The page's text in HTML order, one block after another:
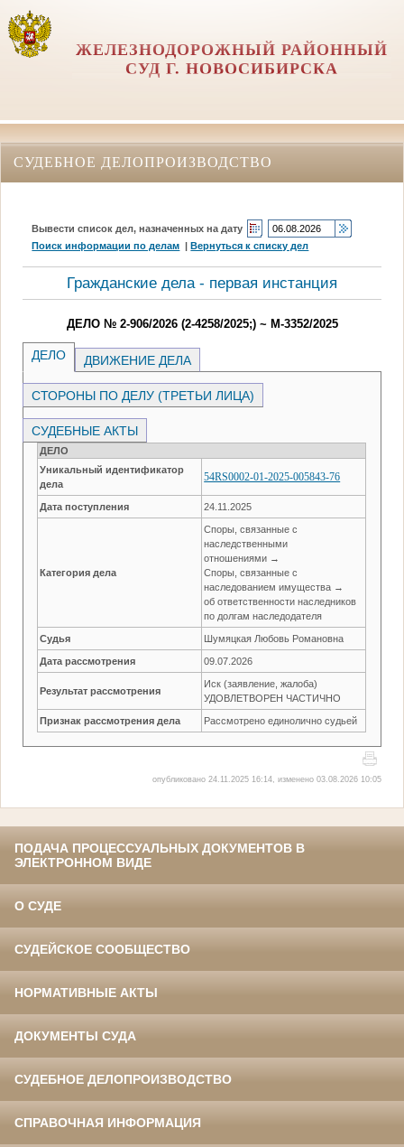
ЖЕЛЕЗНОДОРОЖНЫЙ РАЙОННЫЙ
СУД Г. НОВОСИБИРСКА
СУДЕБНОЕ ДЕЛОПРОИЗВОДСТВО
Вывести список дел, назначенных на дату
Поиск информации по делам |Вернуться к списку дел
Гражданские дела - первая инстанция
ДЕЛО № 2-906/2026 (2-4258/2025;) ~ М-3352/2025
ДЕЛО ДВИЖЕНИЕ ДЕЛА
СТОРОНЫ ПО ДЕЛУ (ТРЕТЬИ ЛИЦА)
СУДЕБНЫЕ АКТЫ
ДЕЛО
Уникальный идентификатор
дела
54RS0002-01-2025-005843-76
Дата поступления 24.11.2025
Категория дела
Споры, связанные с
наследственными
отношениями →
Споры, связанные с
наследованием имущества →
об ответственности наследников
по долгам наследодателя
Судья Шумяцкая Любовь Романовна
Дата рассмотрения 09.07.2026
Результат рассмотрения
Иск (заявление, жалоба)
УДОВЛЕТВОРЕН ЧАСТИЧНО
Признак рассмотрения дела Рассмотрено единолично судьей
опубликовано 24.11.2025 16:14, изменено 03.08.2026 10:05
ПОДАЧА ПРОЦЕССУАЛЬНЫХ ДОКУМЕНТОВ В
ЭЛЕКТРОННОМ ВИДЕ
О СУДЕ
СУДЕЙСКОЕ СООБЩЕСТВО
НОРМАТИВНЫЕ АКТЫ
ДОКУМЕНТЫ СУДА
СУДЕБНОЕ ДЕЛОПРОИЗВОДСТВО
СПРАВОЧНАЯ ИНФОРМАЦИЯ